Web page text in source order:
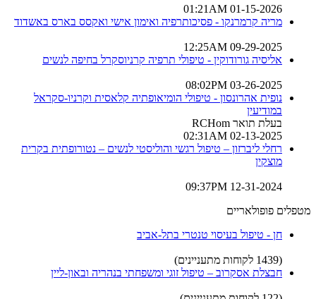
01-15-2026 01:21AM
מריה קרמרנקו - פסיכותרפיה ואימון אישי ואקסס בארס באשדוד
09-29-2025 12:25AM
אליסיה גורודוקין - טיפולי תרפיה קרניוסקרל בחיפה לנשים
03-26-2025 08:02PM
נופית אהרונסון - טיפולי הומיאופתיה קלאסית וקרניו-סקראל
במודיעין
בעלת תואר RCHom
02-13-2025 02:31AM
רחלי ליברזון – טיפול רגשי והוליסטי לנשים – נטורופתית בקרית
מוצקין
12-31-2024 09:37PM
מטפלים פופולאריים
חן - טיפול בעיסוי טנטרי בתל-אביב
(1439 לקוחות מתעניינים)
חבצלת אסקרוב – טיפול זוגי ומשפחתי בנהריה ובאון-ליין